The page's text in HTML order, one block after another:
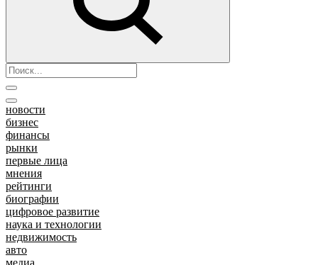
новости
бизнес
финансы
рынки
первые лица
мнения
рейтинги
биографии
цифровое развитие
наука и технологии
недвижимость
авто
медиа